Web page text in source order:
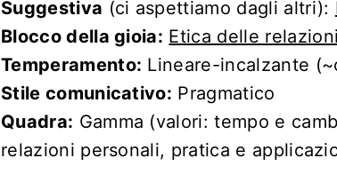
Suggestiva (ci aspettiamo dagli altri):
Blocco della gioia: Etica delle relazioni
Temperamento: Lineare-incalzante
Stile comunicativo: Pragmatico
Quadra: Gamma (valori: tempo e
relazioni personali, pratica e